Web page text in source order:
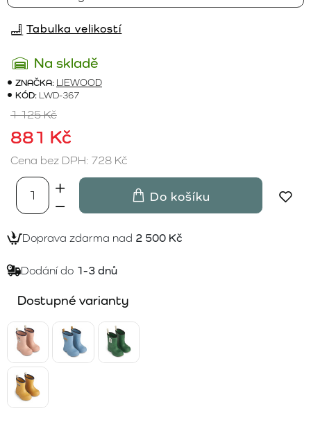
Na skladě
ZNAČKA: LIEWOOD
KÓD: LWD-367
881 Kč
1 125 Kč
Cena bez DPH: 728 Kč
Do košíku
Tabulka velikostí
Doprava zdarma nad 2 500 Kč
Dodání do 1-3 dnů
Dostupné varianty